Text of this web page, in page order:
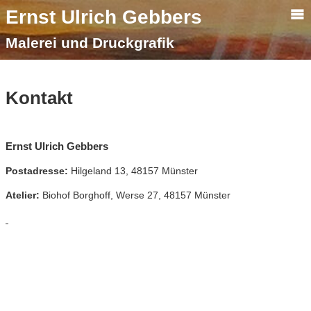
Ernst Ulrich Gebbers
Malerei und Druckgrafik
Bilder auf LW
Farbholzschnitte
Papierarbeiten
Kontakt
Ernst Ulrich Gebbers
Postadresse: Hilgeland 13, 48157 Münster
Atelier: Biohof Borghoff, Werse 27, 48157 Münster